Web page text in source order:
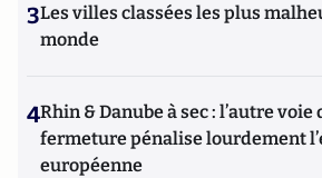
3Les villes classées les plus
monde
4Rhin & Danube à sec : l’autre voie
fermeture pénalise lourdement
européenne